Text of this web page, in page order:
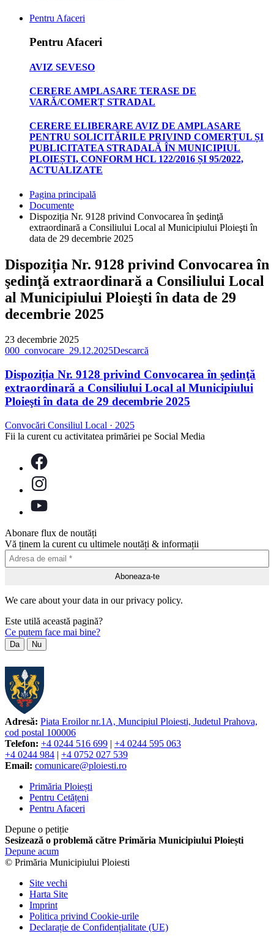
Pentru Afaceri
Pentru Afaceri
AVIZ SEVESO
CERERE AMPLASARE TERASE DE
VARĂ/COMERȚ STRADAL
CERERE ELIBERARE AVIZ DE AMPLASARE
PENTRU SOLICITĂRILE PRIVIND COMERȚUL ȘI
PUBLICITATEA STRADALĂ ÎN MUNICIPIUL
PLOIEȘTI, CONFORM HCL 122/2016 ȘI 95/2022,
ACTUALIZATE
Pagina principală
Documente
Dispoziția Nr. 9128 privind Convocarea în şedinţă
extraordinară a Consiliului Local al Municipiului Ploieşti în
data de 29 decembrie 2025
Dispoziția Nr. 9128 privind Convocarea în
şedinţă extraordinară a Consiliului Local
al Municipiului Ploieşti în data de 29
decembrie 2025
23 decembrie 2025
000_convocare_29.12.2025Descarcă
Dispoziția Nr. 9128 privind Convocarea în şedinţă
extraordinară a Consiliului Local al Municipiului
Ploieşti în data de 29 decembrie 2025
Convocări Consiliul Local · 2025
Fii la curent cu activitatea primăriei pe Social Media
Abonare flux de noutăți
Vă ținem la curent cu ultimele noutăți & informații
We care about your data in our privacy policy.
Este utilă această pagină?
Ce putem face mai bine?
Da Nu
Adresă: Piata Eroilor nr.1A, Muncipiul Ploiesti, Judetul Prahova,
cod postal 100006
Telefon: +4 0244 516 699 | +4 0244 595 063
+4 0244 984 | +4 0752 027 539
Email: comunicare@ploiesti.ro
Primăria Ploiești
Pentru Cetățeni
Pentru Afaceri
Depune o petiție
Sesizează o problemă către Primăria Municipiului Ploiești
Depune acum
© Primăria Municipiului Ploiesti
Site vechi
Harta Site
Imprint
Politica privind Cookie-urile
Declarație de Confidențialitate (UE)